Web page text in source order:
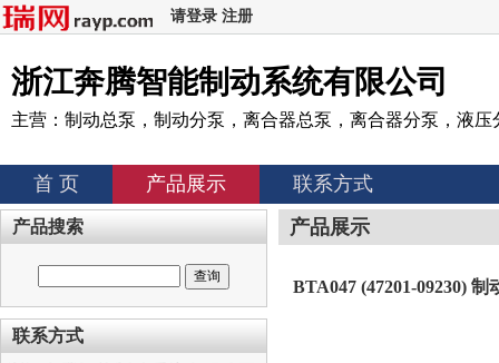
请登录 注册
浙江奔腾智能制动系统有限公司
主营：制动总泵，制动分泵，离合器总泵，离合器分泵，液压
首 页 产品展示 联系方式
产品搜索
联系方式
产品展示
BTA047 (47201-09230) 制